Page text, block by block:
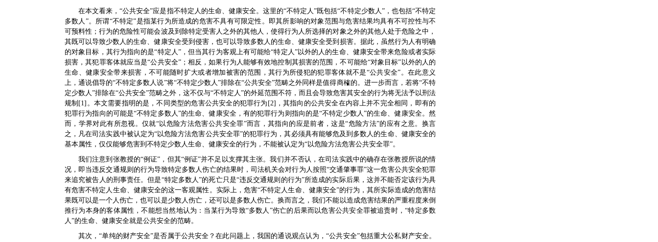
在本文看来，“公共安全”应是指不特定人的生命、健康安全。这里的“不特定人”既包括“不特定少数人”，也包括“不特定
多数人”。所谓“不特定”是指某行为所造成的危害不具有可限定性。即其所影响的对象范围与危害结果均具有不可控性与不
可预料性；行为的危险性可能会波及到除特定受害人之外的其他人，使得行为人所选择的对象之外的其他人处于危险之中，
其既可以导致少数人的生命、健康安全受到侵害，也可以导致多数人的生命、健康安全受到损害。据此，虽然行为人有明确
的对象目标，其行为指向的是“特定人”，但当其行为客观上有可能给“特定人”以外的人的生命、健康安全带来危险或者实际
损害，其犯罪客体就应当是“公共安全”；相反，如果行为人能够有效地控制其损害的范围，不可能给“对象目标”以外的人的
生命、健康安全带来损害，不可能随时扩大或者增加被害的范围，其行为所侵犯的犯罪客体就不是“公共安全”。在此意义
上，通说倡导的“不特定多数人说”将“不特定少数人”排除在“公共安全”范畴之外同样是值得商榷的。进一步而言，若将“不特
定少数人”排除在“公共安全”范畴之外，这不仅与“不特定人”的外延范围不符，而且会导致危害其安全的行为将无法予以刑法
规制[1]。本文需要指明的是，不同类型的危害公共安全的犯罪行为[2]，其指向的公共安全在内容上并不完全相同，即有的
犯罪行为指向的可能是“不特定多数人”的生命、健康安全，有的犯罪行为则指向的是“不特定少数人”的生命、健康安全。然
而，学界对此有所忽视。仅就“以危险方法危害公共安全罪”而言，其指向的应是前者，这是“危险方法”的应有之意。换言
之，凡在司法实践中被认定为“以危险方法危害公共安全罪”的犯罪行为，其必须具有能够危及到多数人的生命、健康安全的
基本属性，仅仅能够危害到不特定少数人生命、健康安全的行为，不能被认定为“以危险方法危害公共安全罪”。
我们注意到张教授的“例证”，但其“例证”并不足以支撑其主张。我们并不否认，在司法实践中的确存在张教授所说的情
况，即当违反交通规则的行为导致特定多数人伤亡的结果时，司法机关会对行为人按照“交通肇事罪”这一危害公共安全犯罪
来追究被告人的刑事责任。但是“特定多数人”的死亡只是“违反交通规则的行为”所造成的实际后果，这并不能否定该行为具
有危害不特定人生命、健康安全的这一客观属性。实际上，危害“不特定人生命、健康安全”的行为，其所实际造成的危害结
果既可以是一个人伤亡，也可以是少数人伤亡，还可以是多数人伤亡。换而言之，我们不能以造成危害结果的严重程度来倒
推行为本身的客体属性，不能想当然地认为：当某行为导致“多数人”伤亡的后果而以危害公共安全罪被追责时，“特定多数
人”的生命、健康安全就是公共安全的范畴。
其次，“单纯的财产安全”是否属于公共安全？在此问题上，我国的通说观点认为，“公共安全”包括重大公私财产安全。